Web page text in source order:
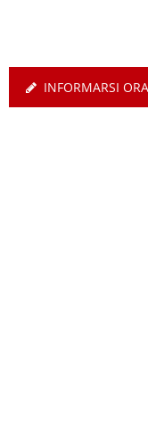
INFORMARSI ORA